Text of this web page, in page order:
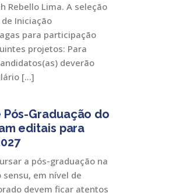
Rebello Lima. A seleção
Iniciação
para participação
projetos: Para
deverão
[…]
Pós-Graduação do
editais para
a pós-graduação na
em nível de
devem ficar atentos